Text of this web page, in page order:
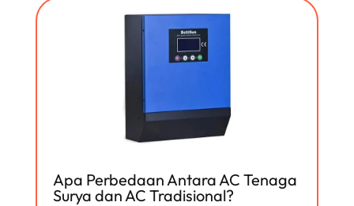
Apa Perbedaan Antara AC Tenaga
Surya dan AC Tradisional?